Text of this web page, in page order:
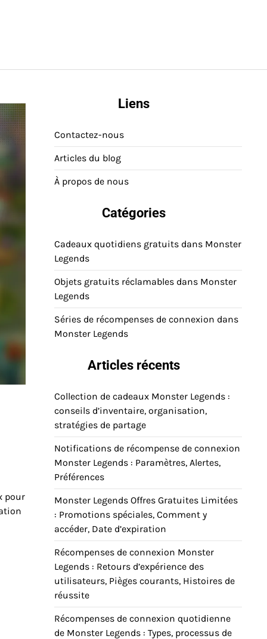
pour
Liens
Contactez-nous
Articles du blog
À propos de nous
Catégories
Cadeaux quotidiens gratuits dans Monster
Legends
Objets gratuits réclamables dans Monster
Legends
Séries de récompenses de connexion dans
Monster Legends
Articles récents
Collection de cadeaux Monster Legends :
conseils d’inventaire, organisation,
stratégies de partage
Notifications de récompense de connexion
Monster Legends : Paramètres, Alertes,
Préférences
Monster Legends Offres Gratuites Limitées
: Promotions spéciales, Comment y
accéder, Date d’expiration
Récompenses de connexion Monster
Legends : Retours d’expérience des
utilisateurs, Pièges courants, Histoires de
réussite
Récompenses de connexion quotidienne
de Monster Legends : Types, processus de